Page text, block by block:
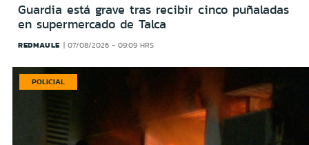
Guardia está grave tras recibir cinco puñaladas
en supermercado de Talca
REDMAULE 07/08/2026 - 09:09 HRS
POLICIAL